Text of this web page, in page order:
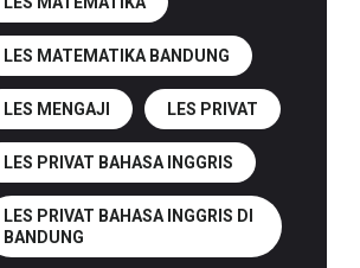
LES MATEMATIKA BANDUNG
LES MENGAJI LES PRIVAT
LES PRIVAT BAHASA INGGRIS
LES PRIVAT BAHASA INGGRIS DI
BANDUNG